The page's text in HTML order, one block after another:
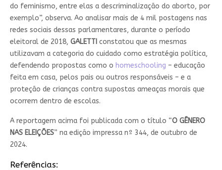
do feminismo, entre elas a descriminalização do aborto, por
exemplo”, observa. Ao analisar mais de 4 mil postagens nas
redes sociais dessas parlamentares, durante o período
eleitoral de 2018, GALETTI constatou que as mesmas
utilizavam a categoria do cuidado como estratégia política,
defendendo propostas como o homeschooling – educação
feita em casa, pelos pais ou outros responsáveis – e a
proteção de crianças contra supostas ameaças morais que
ocorrem dentro de escolas.
A reportagem acima foi publicada com o título “O GÊNERO
NAS ELEIÇÕES” na edição impressa nº 344, de outubro de
2024.
Referências: